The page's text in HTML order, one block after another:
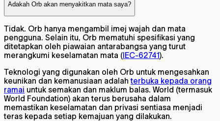
Adakah Orb akan menyakitkan mata saya?
Tidak. Orb hanya mengambil imej wajah dan mata
pengguna. Selain itu, Orb mematuhi spesifikasi yang
ditetapkan oleh piawaian antarabangsa yang turut
merangkumi keselamatan mata (IEC-62741).
Teknologi yang digunakan oleh Orb untuk mengesahkan
keunikan dan kemanusiaan adalahterbuka kepada orang
ramai untuk semakan dan maklum balas. World (termasuk
World Foundation) akan terus berusaha dalam
memastikan keselamatan dan privasi sentiasa menjadi
teras kepada setiap kemajuan yang dilakukan.